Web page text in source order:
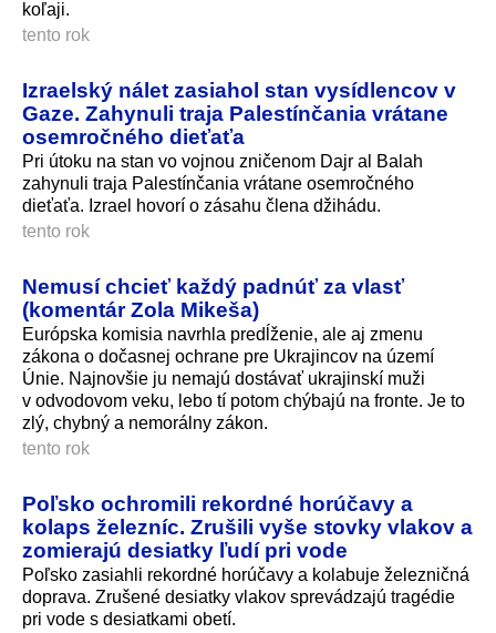
koľaji.
tento rok
Izraelský nálet zasiahol stan vysídlencov v
Gaze. Zahynuli traja Palestínčania vrátane
osemročného dieťaťa
Pri útoku na stan vo vojnou zničenom Dajr al Balah
zahynuli traja Palestínčania vrátane osemročného
dieťaťa. Izrael hovorí o zásahu člena džihádu.
tento rok
Nemusí chcieť každý padnúť za vlasť
(komentár Zola Mikeša)
Európska komisia navrhla predĺženie, ale aj zmenu
zákona o dočasnej ochrane pre Ukrajincov na území
Únie. Najnovšie ju nemajú dostávať ukrajinskí muži
v odvodovom veku, lebo tí potom chýbajú na fronte. Je to
zlý, chybný a nemorálny zákon.
tento rok
Poľsko ochromili rekordné horúčavy a
kolaps železníc. Zrušili vyše stovky vlakov a
zomierajú desiatky ľudí pri vode
Poľsko zasiahli rekordné horúčavy a kolabuje železničná
doprava. Zrušené desiatky vlakov sprevádzajú tragédie
pri vode s desiatkami obetí.